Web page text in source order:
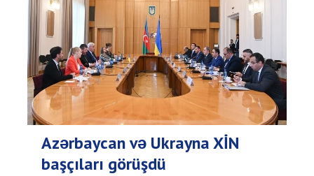
Azərbaycan və Ukrayna XİN
başçıları görüşdü